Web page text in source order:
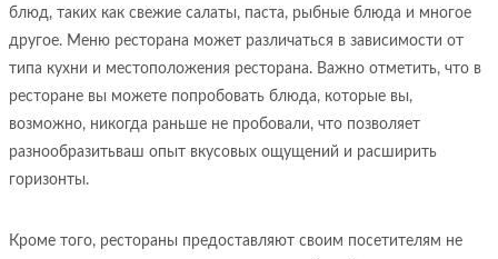
блюд, таких как свежие салаты, паста, рыбные блюда и многое
другое. Меню ресторана может различаться в зависимости от
типа кухни и местоположения ресторана. Важно отметить, что в
ресторане вы можете попробовать блюда, которые вы,
возможно, никогда раньше не пробовали, что позволяет
разнообразитьваш опыт вкусовых ощущений и расширить
горизонты.
Кроме того, рестораны предоставляют своим посетителям не